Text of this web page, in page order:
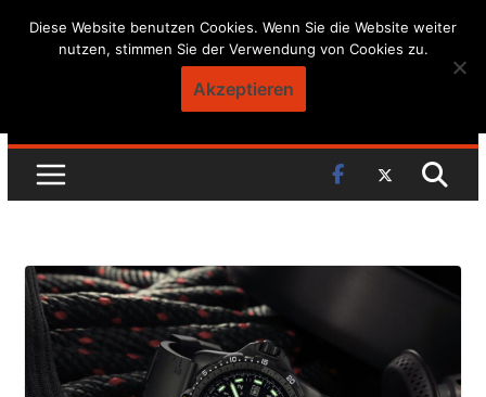
SkipDiese Website benutzen Cookies. Wenn Sie die Website weiter
nutzen, stimmen Sie der Verwendung von Cookies zu.
Akzeptieren